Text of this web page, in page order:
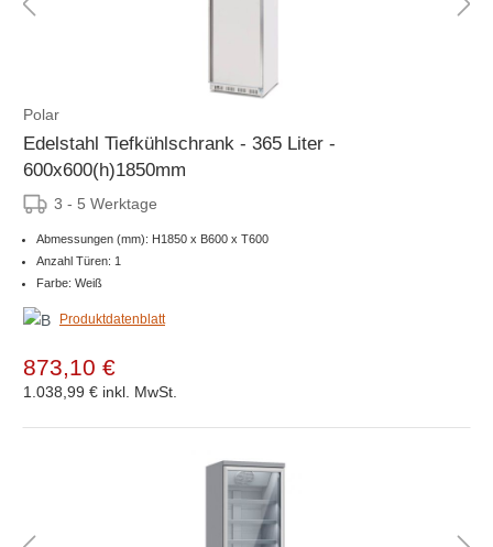
Polar
Edelstahl Tiefkühlschrank - 365 Liter -
600x600(h)1850mm
3 - 5 Werktage
Abmessungen (mm): H1850 x B600 x T600
Anzahl Türen: 1
Farbe: Weiß
Produktdatenblatt
873,10 €
1.038,99 € inkl. MwSt.